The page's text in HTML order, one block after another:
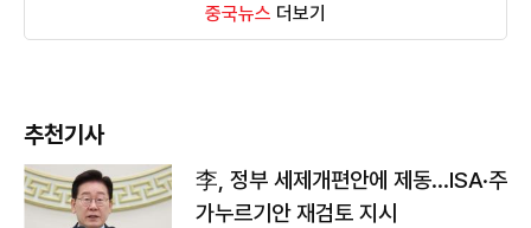
중국뉴스 더보기
추천기사
李, 정부 세제개편안에 제동…ISA·주
가누르기안 재검토 지시